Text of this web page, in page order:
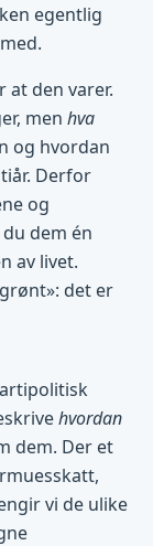
egentlig
at den varer.
menhva
og hvordan
Derfor
og
dem én
av livet.
det er
hvordan
dem. Der et
vi de ulike